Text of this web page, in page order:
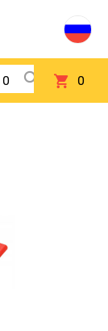
0 0